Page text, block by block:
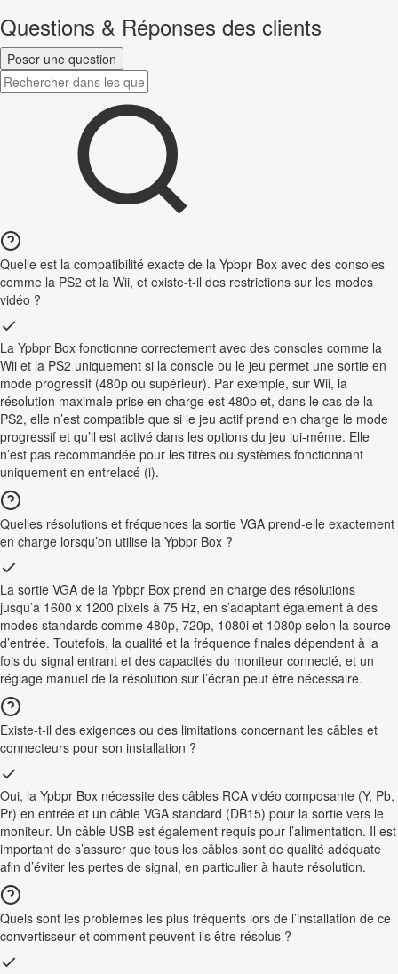
Questions & Réponses des clients
Poser une question
Quelle est la compatibilité exacte de la Ypbpr Box avec des consoles
comme la PS2 et la Wii, et existe-t-il des restrictions sur les modes
vidéo ?
La Ypbpr Box fonctionne correctement avec des consoles comme la
Wii et la PS2 uniquement si la console ou le jeu permet une sortie en
mode progressif (480p ou supérieur). Par exemple, sur Wii, la
résolution maximale prise en charge est 480p et, dans le cas de la
PS2, elle n’est compatible que si le jeu actif prend en charge le mode
progressif et qu’il est activé dans les options du jeu lui-même. Elle
n’est pas recommandée pour les titres ou systèmes fonctionnant
uniquement en entrelacé (i).
Quelles résolutions et fréquences la sortie VGA prend-elle exactement
en charge lorsqu’on utilise la Ypbpr Box ?
La sortie VGA de la Ypbpr Box prend en charge des résolutions
jusqu’à 1600 x 1200 pixels à 75 Hz, en s’adaptant également à des
modes standards comme 480p, 720p, 1080i et 1080p selon la source
d’entrée. Toutefois, la qualité et la fréquence finales dépendent à la
fois du signal entrant et des capacités du moniteur connecté, et un
réglage manuel de la résolution sur l’écran peut être nécessaire.
Existe-t-il des exigences ou des limitations concernant les câbles et
connecteurs pour son installation ?
Oui, la Ypbpr Box nécessite des câbles RCA vidéo composante (Y, Pb,
Pr) en entrée et un câble VGA standard (DB15) pour la sortie vers le
moniteur. Un câble USB est également requis pour l’alimentation. Il est
important de s’assurer que tous les câbles sont de qualité adéquate
afin d’éviter les pertes de signal, en particulier à haute résolution.
Quels sont les problèmes les plus fréquents lors de l’installation de ce
convertisseur et comment peuvent-ils être résolus ?